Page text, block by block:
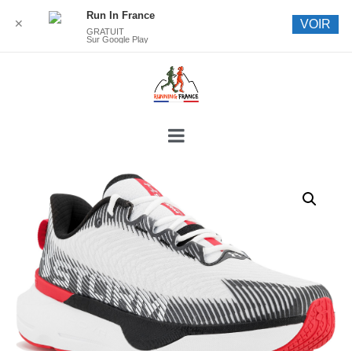
✕
Run In France
GRATUIT
Sur Google Play
VOIR